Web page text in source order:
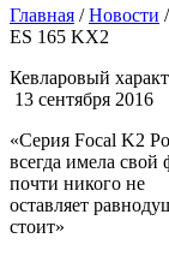
Главная /Новости /
ES 165 KX2
Кевларовый
13 сентября 2016
«Серия Focal K2
всегда имела
почти никого не
оставляет
стоит»